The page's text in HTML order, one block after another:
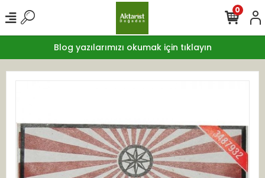
Blog yazılarımızı okumak için tıklayın
0